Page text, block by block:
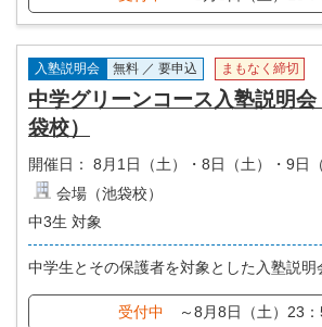
入塾説明会 無料 ／ 要申込 まもなく締切
中学グリーンコース入塾説明
袋校）
開催日：
8月1日（土）・8日（土）・9日（
会場（池袋校）
中3生 対象
中学生とその保護者を対象とした入塾説明
受付中 ～8月8日（土）23